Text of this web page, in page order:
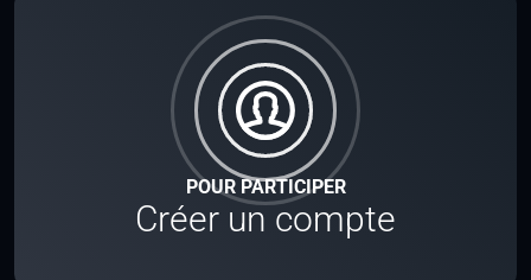
POUR PARTICIPER
Créer un compte